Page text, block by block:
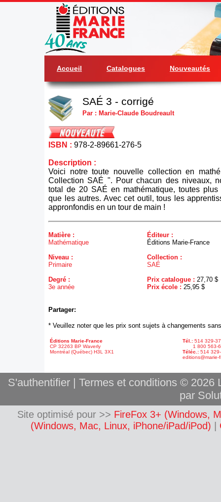
Accueil Catalogues Nouveautés
SAÉ 3 - corrigé
Par : Marie-Claude Boudreault
ISBN : 978-2-89661-276-5
Description :
Voici notre toute nouvelle collection en
Collection SAÉ ". Pour chacun des niveaux,
total de 20 SAÉ en mathématique, toutes
que les autres. Avec cet outil, tous les
appronfondis en un tour de main !
Matière :
Mathématique
Niveau :
Primaire
Degré :
3e année
Éditeur :
Éditions Marie-France
Collection :
SAÉ
Prix catalogue : 27,70 $
Prix école : 25,95 $
Partager:
* Veuillez noter que les prix sont sujets à changements
Éditions Marie-France
CP 32263 BP Waverly
Montréal (Québec) H3L 3X1
Tél.: 514 329-
1 800 563-
Téléc.: 514
editions@marie-
S'authentifier| Termes et conditions © 2026
par
Site optimisé pour >> FireFox 3+ (Windows,
(Windows, Mac, Linux, iPhone/iPad/iPod)